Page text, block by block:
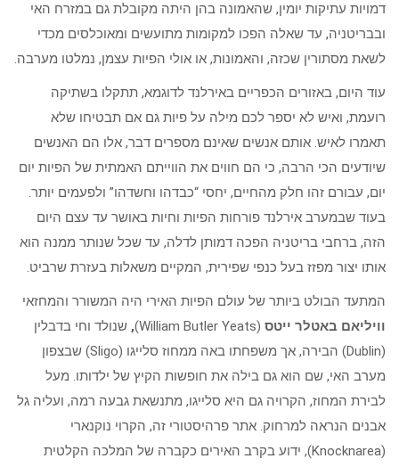
דמויות עתיקות יומין, שהאמונה בהן היתה מקובלת גם במזרח האי
ובבריטניה, עד שאלה הפכו למקומות מתועשים ומאוכלסים מכדי
לשאת מסתורין שכזה, והאמונות, או אולי הפיות עצמן, נמלטו מערבה.
עוד היום, באזורים הכפריים באירלנד לדוגמא, תתקלו בשתיקה
רועמת, ואיש לא יספר לכם מילה על פיות גם אם תבטיחו שלא
תאמרו לאיש. אותם אנשים שאינם מספרים דבר, אלו הם האנשים
שיודעים הכי הרבה, כי הם חווים את הווייתם האמתית של הפיות יום
יום, עבורם זהו חלק מהחיים, יחסי “כבדהו וחשדהו” ולפעמים יותר.
בעוד שבמערב אירלנד פורחות הפיות וחיות באושר עד עצם היום
הזה, ברחבי בריטניה הפכה דמותן לדלה, עד שכל שנותר ממנה הוא
אותו יצור מפזז בעל כנפי שפירית, המקיים משאלות בעזרת שרביט.
המתעד הבולט ביותר של עולם הפיות האירי היה המשורר והמחזאי
וויליאם באטלר ייטס (William Butler Yeats)
, שנולד וחי בדבלין
(Dublin) הבירה, אך משפחתו באה ממחוז סלייגו (Sligo) שבצפון
מערב האי, שם הוא גם בילה את חופשות הקיץ של ילדותו. מעל
לבירת המחוז, הקרויה גם היא סלייגו, מתנשאת גבעה רמה, ועליה גל
אבנים הנראה למרחוק. אתר פרהיסטורי זה, הקרוי נוקנארי
(Knocknarea), ידוע בקרב האירים כקברה של המלכה הקלטית